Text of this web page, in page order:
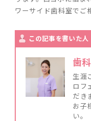
ワーサイド歯科室でご
この記事を書いた人
歯
生涯
ロフ
だき
お子
い。